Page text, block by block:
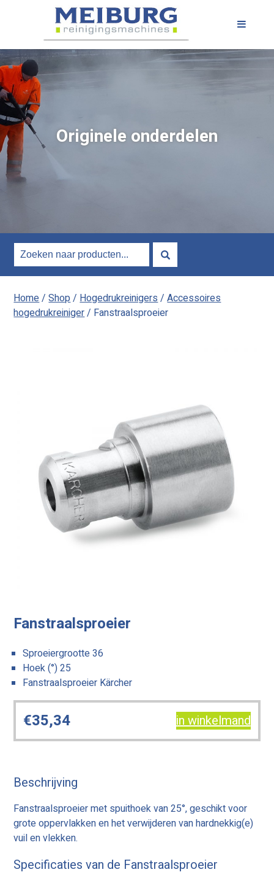
Originele onderdelen
Home/Shop/Hogedrukreinigers/Accessoires
hogedrukreiniger/ Fanstraalsproeier
Fanstraalsproeier
Sproeiergrootte 36
Hoek (°) 25
Fanstraalsproeier Kärcher
€35,34 in winkelmand
Beschrijving
Fanstraalsproeier met spuithoek van 25°, geschikt voor
grote oppervlakken en het verwijderen van hardnekkig(e)
vuil en vlekken.
Specificaties van de Fanstraalsproeier